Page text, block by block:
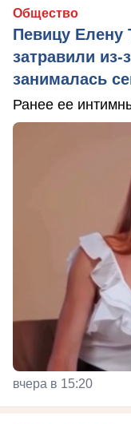
Общество
Певицу Елену
затравили из-
занималась
Ранее ее
вчера в 15:20